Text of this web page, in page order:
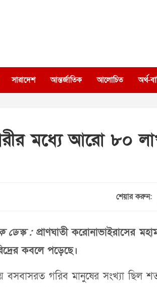
সারাদেশ আন্তর্জাতিক আলোচিত অর্থ-
মধ্যে আরো ৮০
শেয়ার করুন:
ডেস্ক :প্রাণঘাতী করোনাভাইরাসের
কবলে পড়েছে।
গরিব মানুষের সংখ্যা ছিল